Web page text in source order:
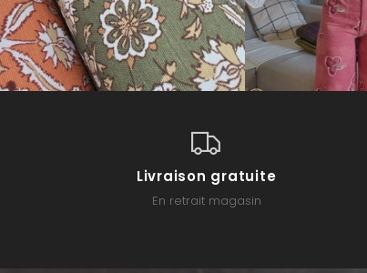
Livraison gratuite
En retrait magasin